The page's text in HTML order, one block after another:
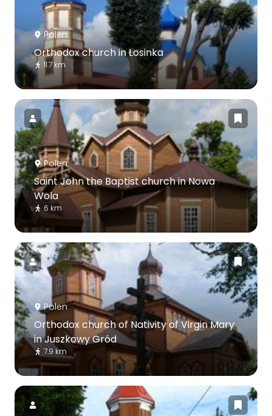
Polen
Orthodox church in Łosinka
11.7 km
Polen
Saint John the Baptist church in Nowa
Wola
6 km
Polen
Orthodox church of Nativity of Virgin Mary
in Juszkowy Gród
7.9 km